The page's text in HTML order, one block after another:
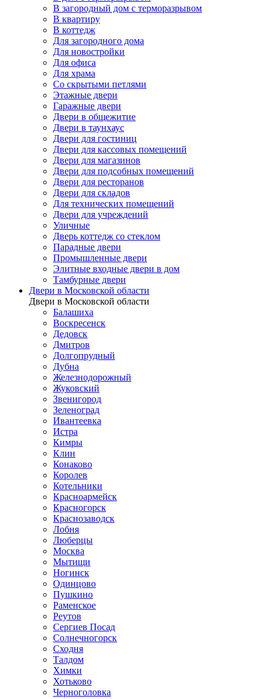
В загородный дом с терморазрывом
В квартиру
В коттедж
Для загородного дома
Для новостройки
Для офиса
Для храма
Со скрытыми петлями
Этажные двери
Гаражные двери
Двери в общежитие
Двери в таунхаус
Двери для гостиниц
Двери для кассовых помещений
Двери для магазинов
Двери для подсобных помещений
Двери для ресторанов
Двери для складов
Для технических помещений
Двери для учреждений
Уличные
Дверь коттедж со стеклом
Парадные двери
Промышленные двери
Элитные входные двери в дом
Тамбурные двери
Двери в Московской области
Двери в Московской области
Балашиха
Воскресенск
Дедовск
Дмитров
Долгопрудный
Дубна
Железнодорожный
Жуковский
Звенигород
Зеленоград
Ивантеевка
Истра
Кимры
Клин
Конаково
Королев
Котельники
Красноармейск
Красногорск
Краснозаводск
Лобня
Люберцы
Москва
Мытищи
Ногинск
Одинцово
Пушкино
Раменское
Реутов
Сергиев Посад
Солнечногорск
Сходня
Талдом
Химки
Хотьково
Черноголовка